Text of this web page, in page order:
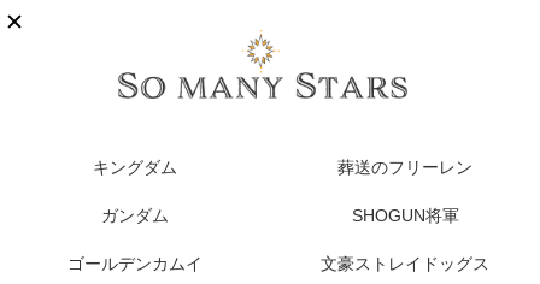
キングダム 葬送のフリーレン
ガンダム SHOGUN将軍
ゴールデンカムイ 文豪ストレイドッグス